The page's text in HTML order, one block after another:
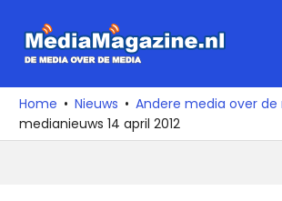
naar
media
over
de
Home Nieuws Andere media over de
medianieuws 14 april 2012